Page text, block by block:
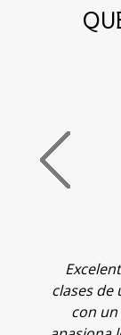
clases de
con